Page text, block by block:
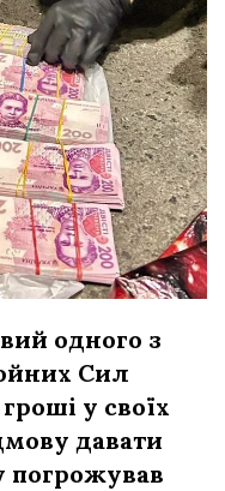
одного з
Сил
у своїх
давати
погрожував